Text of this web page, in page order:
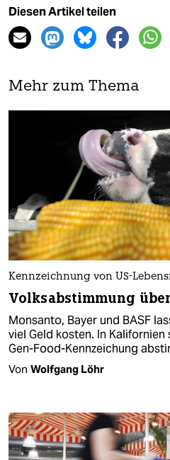
Diesen Artikel teilen
Mehr zum Thema
Kennzeichnung von US-
Volksabstimmung
Monsanto, Bayer und BASF
viel Geld kosten. In
Gen-Food-Kennzeichung
Von Wolfgang Löhr